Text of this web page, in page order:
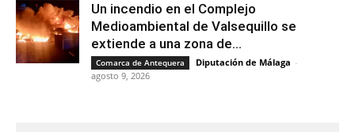
Un incendio en el Complejo
Medioambiental de Valsequillo se
extiende a una zona de...
Comarca de Antequera Diputación de Málaga -
agosto 9, 2026